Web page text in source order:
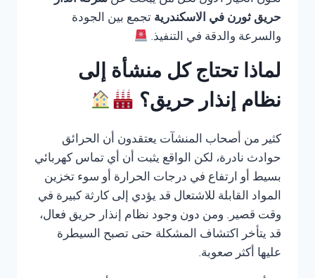
حريق ثورن في الاسكندرية تجمع بين الجودة
والسرعة والدقة في التنفيذ.
لماذا تحتاج كل منشأة إلى
نظام إنذار حريق؟
كثير من أصحاب المنشآت يعتقدون أن الحرائق
حوادث نادرة، لكن الواقع يثبت أن أي تماس كهربائي
بسيط أو ارتفاع في درجات الحرارة أو سوء تخزين
المواد القابلة للاشتعال قد يؤدي إلى كارثة كبيرة في
وقت قصير. ومن دون وجود نظام إنذار حريق فعال،
قد يتأخر اكتشاف المشكلة حتى تصبح السيطرة
عليها أكثر صعوبة.